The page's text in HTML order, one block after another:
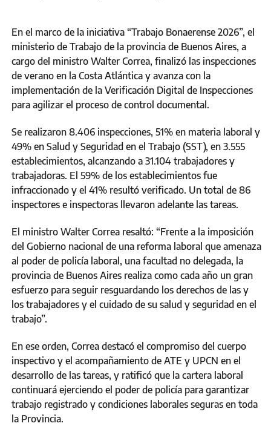
En el marco de la iniciativa “Trabajo Bonaerense 2026”, el
ministerio de Trabajo de la provincia de Buenos Aires, a
cargo del ministro Walter Correa, finalizó las inspecciones
de verano en la Costa Atlántica y avanza con la
implementación de la Verificación Digital de Inspecciones
para agilizar el proceso de control documental.
Se realizaron 8.406 inspecciones, 51% en materia laboral y
49% en Salud y Seguridad en el Trabajo (SST), en 3.555
establecimientos, alcanzando a 31.104 trabajadores y
trabajadoras. El 59% de los establecimientos fue
infraccionado y el 41% resultó verificado. Un total de 86
inspectores e inspectoras llevaron adelante las tareas.
El ministro Walter Correa resaltó: “Frente a la imposición
del Gobierno nacional de una reforma laboral que amenaza
al poder de policía laboral, una facultad no delegada, la
provincia de Buenos Aires realiza como cada año un gran
esfuerzo para seguir resguardando los derechos de las y
los trabajadores y el cuidado de su salud y seguridad en el
trabajo”.
En ese orden, Correa destacó el compromiso del cuerpo
inspectivo y el acompañamiento de ATE y UPCN en el
desarrollo de las tareas, y ratificó que la cartera laboral
continuará ejerciendo el poder de policía para garantizar
trabajo registrado y condiciones laborales seguras en toda
la Provincia.